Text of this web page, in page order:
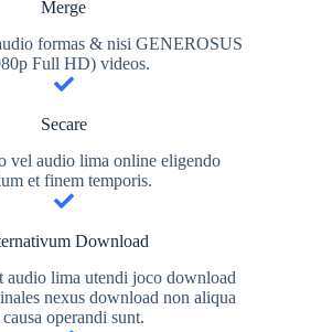
Merge
formas & nisi GENEROSUS
Full HD) videos.
Secare
vel audio lima online eligendo
et finem temporis.
Download
audio lima utendi joco download
nexus download non aliqua
causa operandi sunt.